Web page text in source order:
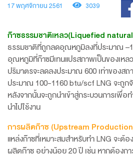
17 พฤศจิกายน 2561 3039
ก๊าซธรรมชาติเหลว(Liquefied
ธรรมชาติที่ถูกลดอุณหภูมิลงที่ประมาณ
อุณหภูมิที่ก๊าซมีเทนแปรสภาพเป็นของเห
ปริมาตรจะลดลงประมาณ 600 เท่าของส
ประมาณ 100-1160 btu/scf LNG จะถูกจั
หลังจากนั้นจะถูกนำเข้าสู่กระบวนการเพื่อ
นำไปใช้งาน
การผลิตก๊าซ (Upstream
แหล่งก๊าซที่เหมาะสมสำหรับทำ LNG จะ
ผลิตก๊าซ อย่างน้อย 20 ปี เช่น หากต้อง